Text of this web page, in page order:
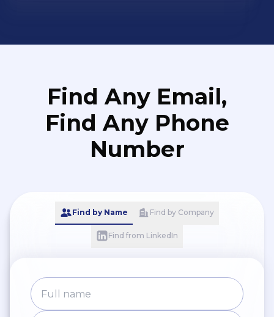
Find Any Email,
Find Any Phone
Number
Find by Name Find by Company
Find from LinkedIn